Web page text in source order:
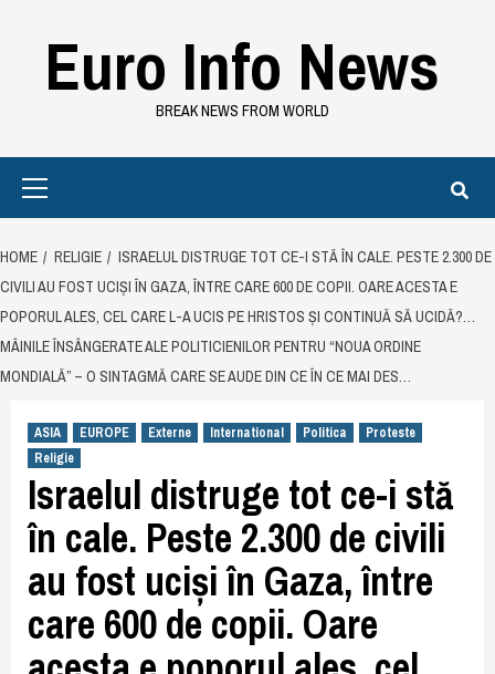
contentEuro Info News
BREAK NEWS FROM WORLD
HOME RELIGIE
ISRAELUL DISTRUGE TOT CE-I STĂ ÎN CALE. PESTE 2.300 DE
CIVILI AU FOST UCIȘI ÎN GAZA, ÎNTRE CARE 600 DE COPII. OARE ACESTA E
POPORUL ALES, CEL CARE L-A UCIS PE HRISTOS ȘI CONTINUĂ SĂ UCIDĂ?…
MÂINILE ÎNSÂNGERATE ALE POLITICIENILOR PENTRU “NOUA ORDINE
MONDIALĂ” – O SINTAGMĂ CARE SE AUDE DIN CE ÎN CE MAI DES…
ASIA EUROPE Externe International Politica
Proteste
Religie
Israelul distruge tot ce-i stă
în cale. Peste 2.300 de civili
au fost uciși în Gaza, între
care 600 de copii. Oare